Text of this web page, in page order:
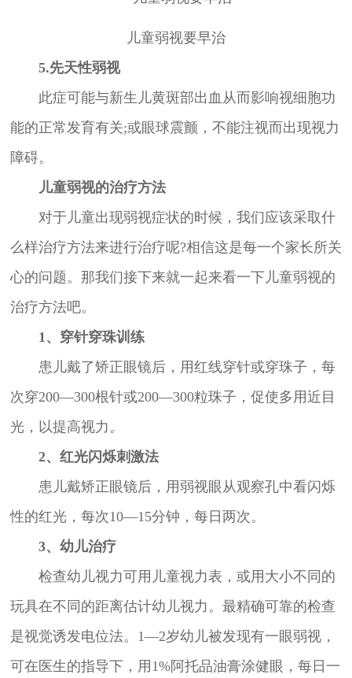
儿童弱视要早治
5.先天性弱视
此症可能与新生儿黄斑部出血从而影响视细胞功
能的正常发育有关;或眼球震颤，不能注视而出现视力
障碍。
儿童弱视的治疗方法
对于儿童出现弱视症状的时候，我们应该采取什
么样治疗方法来进行治疗呢?相信这是每一个家长所关
心的问题。那我们接下来就一起来看一下儿童弱视的
治疗方法吧。
1、穿针穿珠训练
患儿戴了矫正眼镜后，用红线穿针或穿珠子，每
次穿200—300根针或200—300粒珠子，促使多用近目
光，以提高视力。
2、红光闪烁刺激法
患儿戴矫正眼镜后，用弱视眼从观察孔中看闪烁
性的红光，每次10—15分钟，每日两次。
3、幼儿治疗
检查幼儿视力可用儿童视力表，或用大小不同的
玩具在不同的距离估计幼儿视力。最精确可靠的检查
是视觉诱发电位法。1—2岁幼儿被发现有一眼弱视，
可在医生的指导下，用1%阿托品油膏涂健眼，每日一